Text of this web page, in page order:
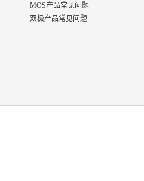
MOS产品常见问题
双极产品常见问题